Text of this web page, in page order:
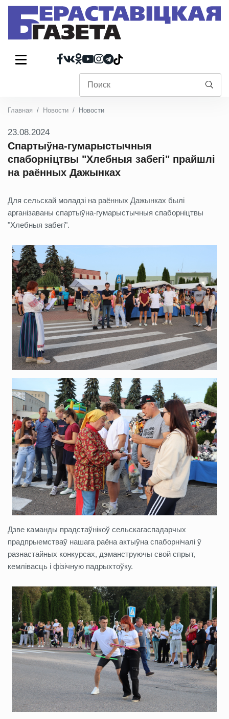
Главная Новости Новости
23.08.2024
Спартыўна-гумарыстычныя
спаборніцтвы "Хлебныя забегі" прайшлі
на раённых Дажынках
Для сельскай моладзі на раённых Дажынках былі
арганізаваны спартыўна-гумарыстычныя спаборніцтвы
"Хлебныя забегі".
Дзве каманды прадстаўнікоў сельскагаспадарчых
прадпрыемстваў нашага раёна актыўна спаборнічалі ў
разнастайных конкурсах, дэманструючы свой спрыт,
кемлівасць і фізічную падрыхтоўку.